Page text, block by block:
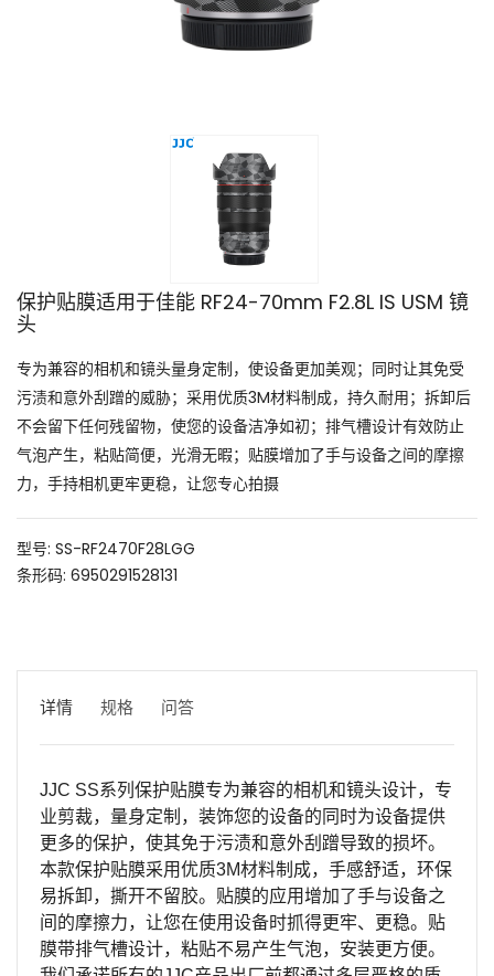
保护贴膜适用于佳能 RF24-70mm F2.8L IS USM 镜
头
专为兼容的相机和镜头量身定制，使设备更加美观；同时让其免受
污渍和意外刮蹭的威胁；采用优质3M材料制成，持久耐用；拆卸后
不会留下任何残留物，使您的设备洁净如初；排气槽设计有效防止
气泡产生，粘贴简便，光滑无暇；贴膜增加了手与设备之间的摩擦
力，手持相机更牢更稳，让您专心拍摄
型号: SS-RF2470F28LGG
条形码: 6950291528131
详情 规格 问答
JJC SS系列保护贴膜专为兼容的相机和镜头设计，专
业剪裁，量身定制，装饰您的设备的同时为设备提供
更多的保护，使其免于污渍和意外刮蹭导致的损坏。
本款保护贴膜采用优质3M材料制成，手感舒适，环保
易拆卸，撕开不留胶。贴膜的应用增加了手与设备之
间的摩擦力，让您在使用设备时抓得更牢、更稳。贴
膜带排气槽设计，粘贴不易产生气泡，安装更方便。